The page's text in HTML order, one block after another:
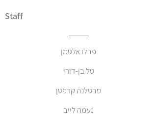
Staff
פבלו אלטמן
טל בן-דורי
סבטלנה קרפטן
נעמה לייב